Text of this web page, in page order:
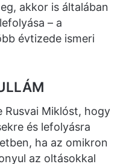
akkor is általában
– a
évtizede ismeri
Miklóst, hogy
és lefolyásra
ha az omikron
az oltásokkal